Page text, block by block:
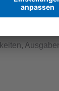
dafür
sobald Ihr